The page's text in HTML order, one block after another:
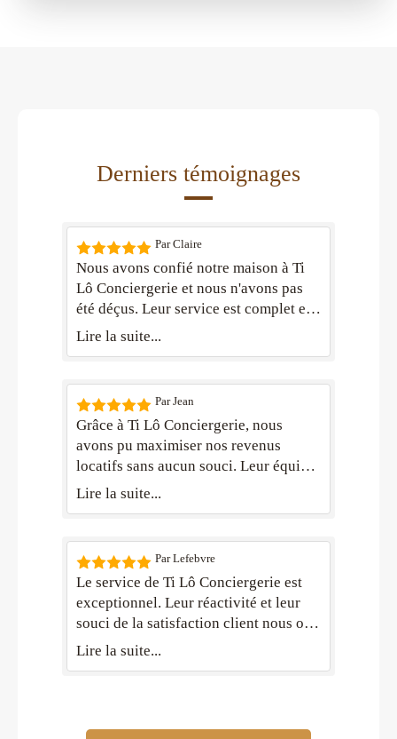
Derniers témoignages
Par Claire
Nous avons confié notre maison à Ti
Lô Conciergerie et nous n'avons pas
été déçus. Leur service est complet et
leurs équipes sont toujours prêtes à
Lire la suite...
Par Jean
Grâce à Ti Lô Conciergerie, nous
avons pu maximiser nos revenus
locatifs sans aucun souci. Leur équipe
est professionnelle et toujours
Lire la suite...
Par Lefebvre
Le service de Ti Lô Conciergerie est
exceptionnel. Leur réactivité et leur
souci de la satisfaction client nous ont
conquis. Nous sommes très heureux de
Lire la suite...